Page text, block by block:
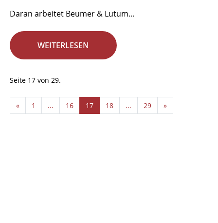
Daran arbeitet Beumer & Lutum...
WEITERLESEN
Seite 17 von 29.
« 1 ... 16 17 18 ... 29 »